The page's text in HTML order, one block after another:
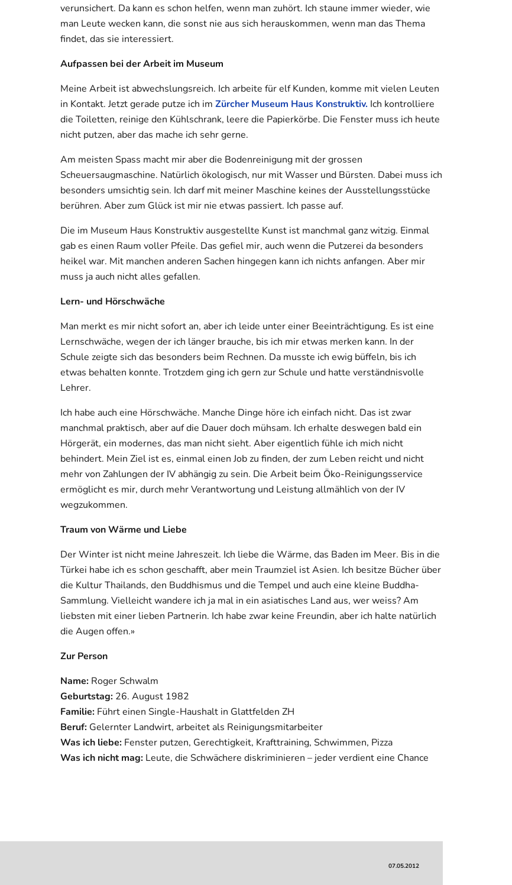
verunsichert. Da kann es schon helfen, wenn man zuhört. Ich staune immer wieder, wie
man Leute wecken kann, die sonst nie aus sich herauskommen, wenn man das Thema
findet, das sie interessiert.
Aufpassen bei der Arbeit im Museum
Meine Arbeit ist abwechslungsreich. Ich arbeite für elf Kunden, komme mit vielen Leuten
in Kontakt. Jetzt gerade putze ich imZürcher Museum Haus Konstruktiv. Ich kontrolliere
die Toiletten, reinige den Kühlschrank, leere die Papierkörbe. Die Fenster muss ich heute
nicht putzen, aber das mache ich sehr gerne.
Am meisten Spass macht mir aber die Bodenreinigung mit der grossen
Scheuersaugmaschine. Natürlich ökologisch, nur mit Wasser und Bürsten. Dabei muss ich
besonders umsichtig sein. Ich darf mit meiner Maschine keines der Ausstellungsstücke
berühren. Aber zum Glück ist mir nie etwas passiert. Ich passe auf.
Die im Museum Haus Konstruktiv ausgestellte Kunst ist manchmal ganz witzig. Einmal
gab es einen Raum voller Pfeile. Das gefiel mir, auch wenn die Putzerei da besonders
heikel war. Mit manchen anderen Sachen hingegen kann ich nichts anfangen. Aber mir
muss ja auch nicht alles gefallen.
Lern- und Hörschwäche
Man merkt es mir nicht sofort an, aber ich leide unter einer Beeinträchtigung. Es ist eine
Lernschwäche, wegen der ich länger brauche, bis ich mir etwas merken kann. In der
Schule zeigte sich das besonders beim Rechnen. Da musste ich ewig büffeln, bis ich
etwas behalten konnte. Trotzdem ging ich gern zur Schule und hatte verständnisvolle
Lehrer.
Ich habe auch eine Hörschwäche. Manche Dinge höre ich einfach nicht. Das ist zwar
manchmal praktisch, aber auf die Dauer doch mühsam. Ich erhalte deswegen bald ein
Hörgerät, ein modernes, das man nicht sieht. Aber eigentlich fühle ich mich nicht
behindert. Mein Ziel ist es, einmal einen Job zu finden, der zum Leben reicht und nicht
mehr von Zahlungen der IV abhängig zu sein. Die Arbeit beim Öko-Reinigungsservice
ermöglicht es mir, durch mehr Verantwortung und Leistung allmählich von der IV
wegzukommen.
Traum von Wärme und Liebe
Der Winter ist nicht meine Jahreszeit. Ich liebe die Wärme, das Baden im Meer. Bis in die
Türkei habe ich es schon geschafft, aber mein Traumziel ist Asien. Ich besitze Bücher über
die Kultur Thailands, den Buddhismus und die Tempel und auch eine kleine Buddha-
Sammlung. Vielleicht wandere ich ja mal in ein asiatisches Land aus, wer weiss? Am
liebsten mit einer lieben Partnerin. Ich habe zwar keine Freundin, aber ich halte natürlich
die Augen offen.»
Zur Person
Name: Roger Schwalm
Geburtstag: 26. August 1982
Familie: Führt einen Single-Haushalt in Glattfelden ZH
Beruf: Gelernter Landwirt, arbeitet als Reinigungsmitarbeiter
Was ich liebe: Fenster putzen, Gerechtigkeit, Krafttraining, Schwimmen, Pizza
Was ich nicht mag: Leute, die Schwächere diskriminieren – jeder verdient eine Chance
07.05.2012